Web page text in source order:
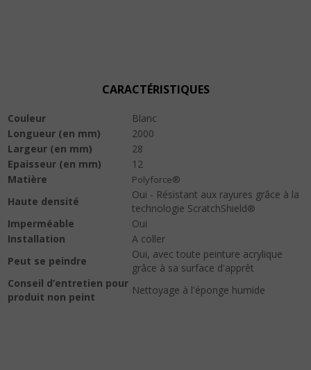
CARACTÉRISTIQUES
Couleur
Blanc
Longueur (en mm)
2000
Largeur (en mm)
28
Epaisseur (en mm)
12
Matière
Polyforce®
Haute densité
Oui - Résistant aux rayures grâce à la
technologie ScratchShield®
Imperméable
Oui
Installation
A coller
Peut se peindre
Oui, avec toute peinture acrylique
grâce à sa surface d'apprêt
Conseil d’entretien pour
produit non peint
Nettoyage à l'éponge humide